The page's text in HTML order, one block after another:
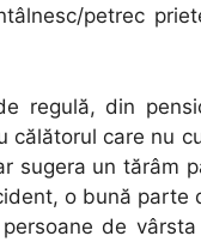
petrec
regulă, din
călătorul care nu
sugera un tărâm
o bună parte
de